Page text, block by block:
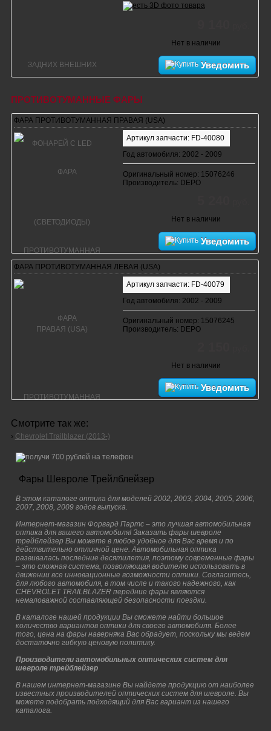
Нет в наличии
Уведомить
ПРОТИВОТУМАННЫЕ ФАРЫ
ФАРА ПРОТИВОТУМАННАЯ ПРАВАЯ (USA)
Артикул запчасти: FD-40080
Год автомобиля: 2002 - 2009
Оригинальный номер: 15076246
Производитель: DEPO
Нет в наличии
Уведомить
ФАРА ПРОТИВОТУМАННАЯ ЛЕВАЯ (USA)
Артикул запчасти: FD-40079
Год автомобиля: 2002 - 2009
Оригинальный номер: 15076245
Производитель: DEPO
Нет в наличии
Уведомить
Смотрите так же:
› Chevrolet Trailblazer (2013-)
Фары Шевроле Трейлблейзер
В этом каталоге оптика для моделей 2002, 2003, 2004, 2005, 2006,
2007, 2008, 2009 годов выпуска.
Интернет-магазин Форвард Партс – это лучшая автомобильная
оптика для вашего автомобиля! Заказать фары шевроле
трейблейзер Вы можете в любое удобное для Вас время и по
действительно отличной цене. Автомобильная оптика
развивалась последние десятилетия, поэтому современные фары
– это сложная система, позволяющая водителю использовать в
движении все инновационные возможности оптики. Согласитесь,
для любого автомобиля, в том числе и такого надежного, как
CHEVROLET TRAILBLAZER передние фары являются
немаловажной составляющей безопасности поездки.
В каталоге нашей продукции Вы сможете найти большое
количество вариантов оптики для своего автомобиля. Более
того, цена на фары наверняка Вас обрадует, поскольку мы ведем
достаточно гибкую ценовую политику.
Производители автомобильных оптических систем для
шевроле трейблейзер
В нашем интернет-магазине Вы найдете продукцию от наиболее
известных производителей оптических систем для шевроле. Вы
можете подобрать подходящий для Вас вариант из нашего
каталога.